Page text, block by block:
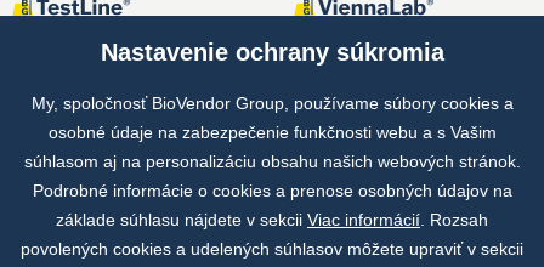
Spoločné projekty
Nastavenie ochrany súkromia
My, spoločnosť BioVendor Group, používame súbory cookies a
osobné údaje na zabezpečenie funkčnosti webu a s Vašim
súhlasom aj na personalizáciu obsahu našich webových stránok.
Podrobné informácie o cookies a prenose osobných údajov na
základe súhlasu nájdete v sekcii Viac informácií . Rozsah
povolených cookies a udelených súhlasov môžete upraviť v sekcii